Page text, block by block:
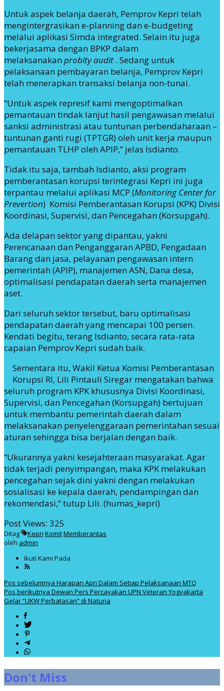
Untuk aspek belanja daerah, Pemprov Kepri telah
mengintergrasikan e-planning dan e-budgeting
melalui aplikasi Simda integrated. Selain itu juga
bekerjasama dengan BPKP dalam
melaksanakanprobity audit . Sedang untuk
pelaksanaan pembayaran belanja, Pemprov Kepri
telah menerapkan transaksi belanja non-tunai.
“Untuk aspek represif kami mengoptimalkan
pemantauan tindak lanjut hasil pengawasan melalui
sanksi administrasi atau tuntunan perbendaharaan –
tuntunan ganti rugi (TPTGR) oleh unit kerja maupun
pemantauan TLHP oleh APIP,” jelas Isdianto.
Tidak itu saja, tambah Isdianto, aksi program
pemberantasan korupsi terintegrasi Kepri ini juga
terpantau melalui aplikasi MCP (Monitoring Center for
Prevertion) Komisi Pemberantasan Korupsi (KPK) Divisi
Koordinasi, Supervisi, dan Pencegahan (Korsupgah).
Ada delapan sektor yang dipantau, yakni
Perencanaan dan Penganggaran APBD, Pengadaan
Barang dan jasa, pelayanan pengawasan intern
pemerintah (APIP), manajemen ASN, Dana desa,
optimalisasi pendapatan daerah serta manajemen
aset.
Dari seluruh sektor tersebut, baru optimalisasi
pendapatan daerah yang mencapai 100 persen.
Kendati begitu, terang Isdianto, secara rata-rata
capaian Pemprov Kepri sudah baik.
Sementara itu, Wakil Ketua Komisi Pemberantasan
Korupsi RI, Lili Pintauli Siregar mengatakan bahwa
seluruh program KPK khususnya Divisi Koordinasi,
Supervisi, dan Pencegahan (Korsupgah) bertujuan
untuk membantu pemerintah daerah dalam
melaksanakan penyelenggaraan pemerintahan sesuai
aturan sehingga bisa berjalan dengan baik.
“Ukurannya yakni kesejahteraan masyarakat. Agar
tidak terjadi penyimpangan, maka KPK melakukan
pencegahan sejak dini yakni dengan melakukan
sosialisasi ke kepala daerah, pendampingan dan
rekomendasi,” tutup Lili. (humas_kepri)
Post Views: 325
Ditag Kepri KomitMemberantas
oleh admin
Ikuti Kami Pada
Navigasi
pos
Pos sebelumnya Harapan Apri Dalam Setiap Pelaksanaan MTQ
Pos berikutnya Dewan Pers Percayakan UPN Veteran Yogyakarta
Gelar “UKW Perbatasan” di Natuna
Don't Miss